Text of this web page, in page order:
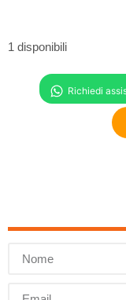
1 disponibili